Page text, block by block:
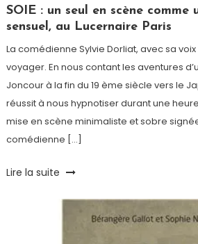
Cilia
SOIE : un seul en scène comme
sensuel, au Lucernaire Paris
La comédienne Sylvie Dorliat, avec sa
voyager. En nous contant les aventures
Joncour à la fin du 19 ème siècle vers le
réussit à nous hypnotiser durant une
mise en scène minimaliste et sobre
comédienne […]
Tagged
Lire la suite